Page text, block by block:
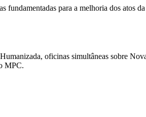
fundamentadas para a melhoria dos atos
oficinas simultâneas sobre
MPC.